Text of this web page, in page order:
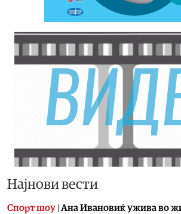
Најнови вести
Спорт шоу Aна Ивановиќ ужива во